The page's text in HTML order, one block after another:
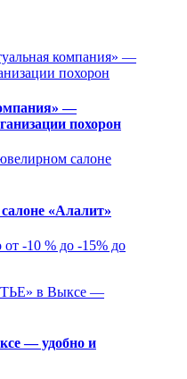
—
похорон
«Алалит»
от -10 % до -15% до
— удобно и